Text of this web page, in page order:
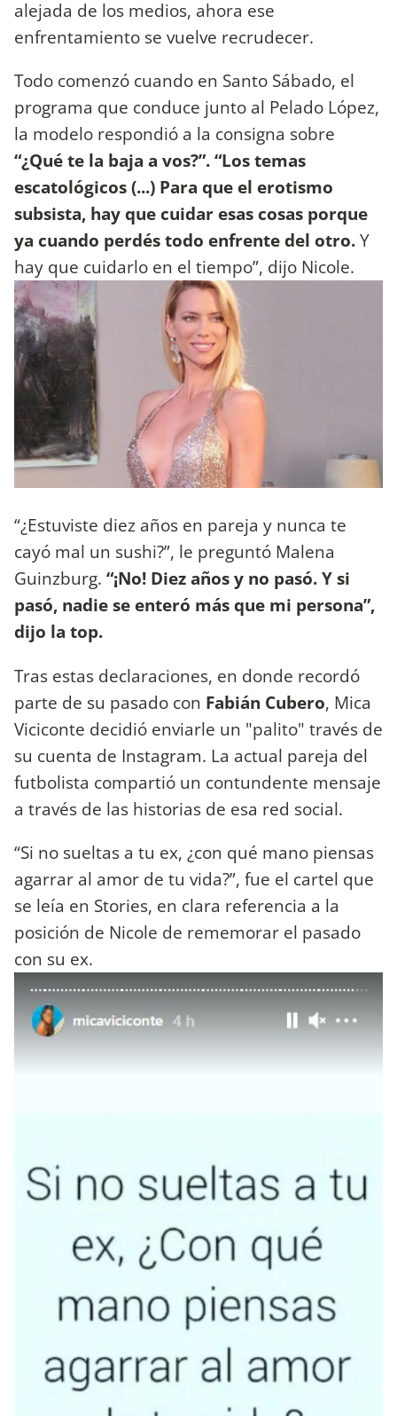
alejada de los medios, ahora ese
enfrentamiento se vuelve recrudecer.
Todo comenzó cuando en Santo Sábado, el
programa que conduce junto al Pelado López,
la modelo respondió a la consigna sobre
“¿Qué te la baja a vos?”. “Los temas
escatológicos (...) Para que el erotismo
subsista, hay que cuidar esas cosas porque
ya cuando perdés todo enfrente del otro.Y
hay que cuidarlo en el tiempo”, dijo Nicole.
“¿Estuviste diez años en pareja y nunca te
cayó mal un sushi?”, le preguntó Malena
Guinzburg. “¡No! Diez años y no pasó. Y si
pasó, nadie se enteró más que mi persona”,
dijo la top.
Tras estas declaraciones, en donde recordó
parte de su pasado con Fabián Cubero, Mica
Viciconte decidió enviarle un "palito" través de
su cuenta de Instagram. La actual pareja del
futbolista compartió un contundente mensaje
a través de las historias de esa red social.
“Si no sueltas a tu ex, ¿con qué mano piensas
agarrar al amor de tu vida?”, fue el cartel que
se leía en Stories, en clara referencia a la
posición de Nicole de rememorar el pasado
con su ex.